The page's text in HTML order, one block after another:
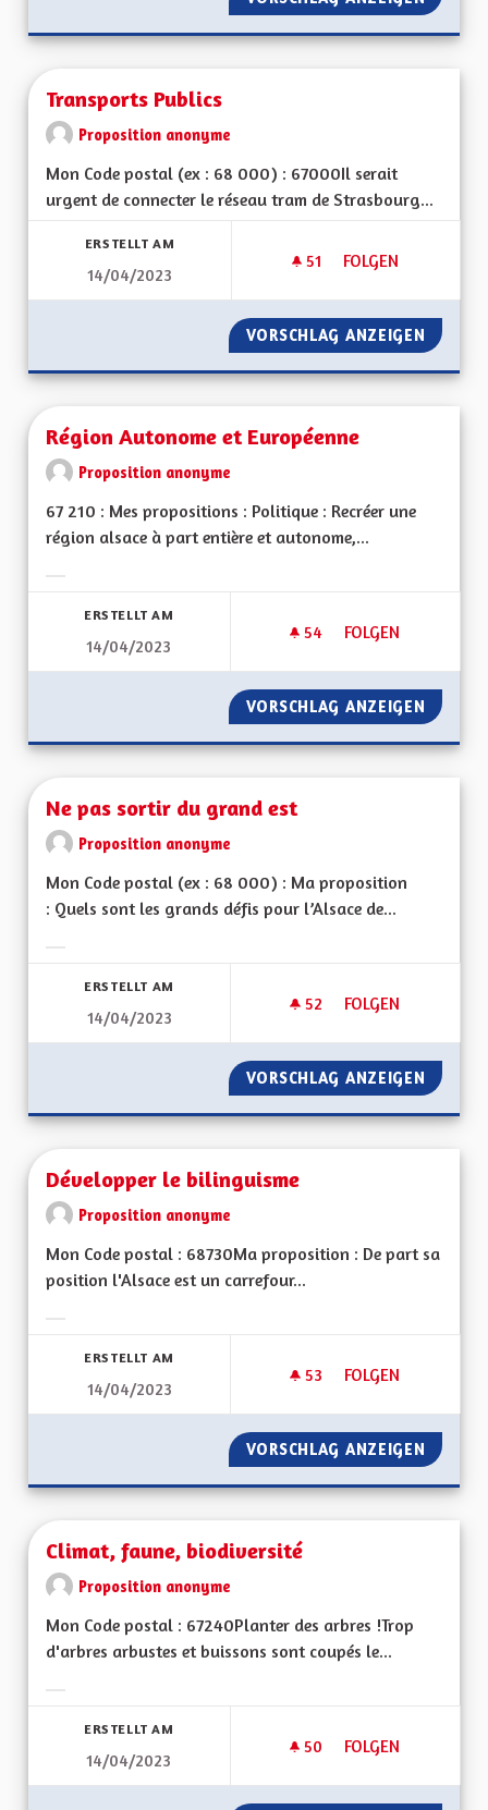
Transports Publics
Proposition anonyme
Mon Code postal (ex : 68 000) : 67000Il serait
urgent de connecter le réseau tram de Strasbourg...
ERSTELLT AM
14/04/2023
51 51 FOLLOWER
FOLGEN
TRANSPORTS
VORSCHLAG ANZEIGEN
Région Autonome et Européenne
Proposition anonyme
67 210 : Mes propositions : Politique : Recréer une
région alsace à part entière et autonome,...
ERSTELLT AM
14/04/2023
54 54 FOLLOWER
FOLGEN
RÉGION
VORSCHLAG ANZEIGEN
Ne pas sortir du grand est
Proposition anonyme
Mon Code postal (ex : 68 000) : Ma proposition
: Quels sont les grands défis pour l’Alsace de...
ERSTELLT AM
14/04/2023
52 52 FOLLOWER
FOLGEN
NE PAS SORTIR DU
VORSCHLAG ANZEIGEN NE
Développer le bilinguisme
Proposition anonyme
Mon Code postal : 68730Ma proposition : De part sa
position l'Alsace est un carrefour...
ERSTELLT AM
14/04/2023
53 53 FOLLOWER
FOLGEN
DÉVELOPPER LE
VORSCHLAG ANZEIGEN
Climat, faune, biodiversité
Proposition anonyme
Mon Code postal : 67240Planter des arbres !Trop
d'arbres arbustes et buissons sont coupés le...
ERSTELLT AM
14/04/2023
50 50 FOLLOWER
FOLGEN
CLIMAT, FAUNE,